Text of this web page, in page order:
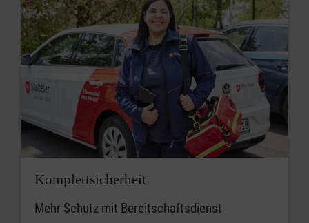
Komplettsicherheit
Mehr Schutz mit Bereitschaftsdienst